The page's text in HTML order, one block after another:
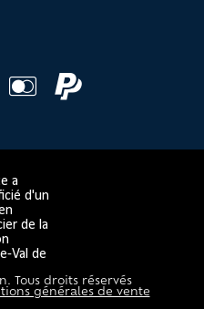
a
d'un
de la
Val de
Tous droits réservés
générales de vente